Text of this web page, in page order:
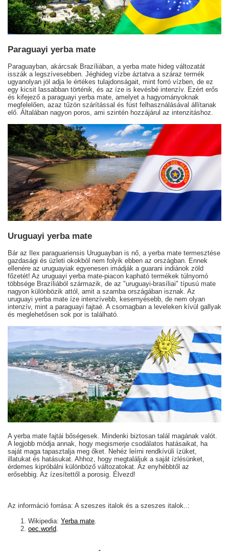
Paraguayi yerba mate
Paraguayban, akárcsak Brazíliában, a yerba mate hideg változatát
isszák a legszívesebben. Jéghideg vízbe áztatva a száraz termék
ugyanolyan jól adja le értékes tulajdonságait, mint forró vízben, de ez
egy kicsit lassabban történik, és az íze is kevésbé intenzív. Ezért erős
és kifejező a paraguayi yerba mate, amelyet a hagyományoknak
megfelelően, azaz tűzön szárítással és füst felhasználásával állítanak
elő. Általában nagyon poros, ami szintén hozzájárul az intenzitáshoz.
Uruguayi yerba mate
Bár az Ilex paraguariensis Uruguayban is nő, a yerba mate termesztése
gazdasági és üzleti okokból nem folyik ebben az országban. Ennek
ellenére az uruguayiak egyenesen imádják a guarani indiánok zöld
főzetét! Az uruguayi yerba mate-piacon kapható termékek túlnyomó
többsége Brazíliából származik, de az "uruguayi-brasíliai" típusú mate
nagyon különbözik attól, amit a szamba országában isznak. Az
uruguayi yerba mate íze intenzívebb, kesernyésebb, de nem olyan
intenzív, mint a paraguayi fajtaé. A csomagban a leveleken kívül gallyak
és meglehetősen sok por is található.
A yerba mate fajtái bőségesek. Mindenki biztosan talál magának valót.
A legjobb módja annak, hogy megismerje csodálatos hatásaikat, ha
saját maga tapasztalja meg őket. Nehéz leírni rendkívüli ízüket,
illatukat és hatásukat. Ahhoz, hogy megtaláljuk a saját ízlésünket,
érdemes kipróbálni különböző változatokat. Az enyhébbtől az
erősebbig. Az ízesítettől a porosig. Élvezd!
Az információ forrása: A szeszes italok és a szeszes italok..:
Wikipedia: Yerba mate.
oec.world.